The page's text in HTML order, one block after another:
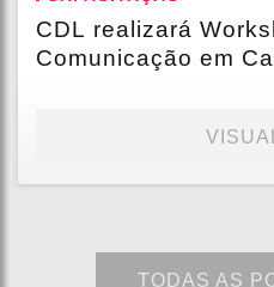
CDL realizará
Comunicação em
TODAS AS